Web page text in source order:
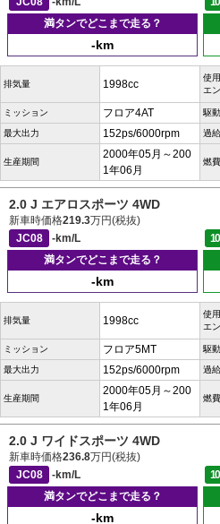
満タンでどこまで走る？
-km
排気量 1998cc
使
エ
ミッション フロア4AT 駆
最大出力 152ps/6000rpm 過
生産期間
2000年05月～200
1年06月
燃
2.0 J エアロスポーツ 4WD
新車時価格219.3万円(税抜)
JC08
-km/L
満タンでどこまで走る？
-km
排気量 1998cc
使
エ
ミッション フロア5MT 駆
最大出力 152ps/6000rpm 過
生産期間
2000年05月～200
1年06月
燃
2.0 J ワイドスポーツ 4WD
新車時価格236.8万円(税抜)
JC08
-km/L
満タンでどこまで走る？
-km